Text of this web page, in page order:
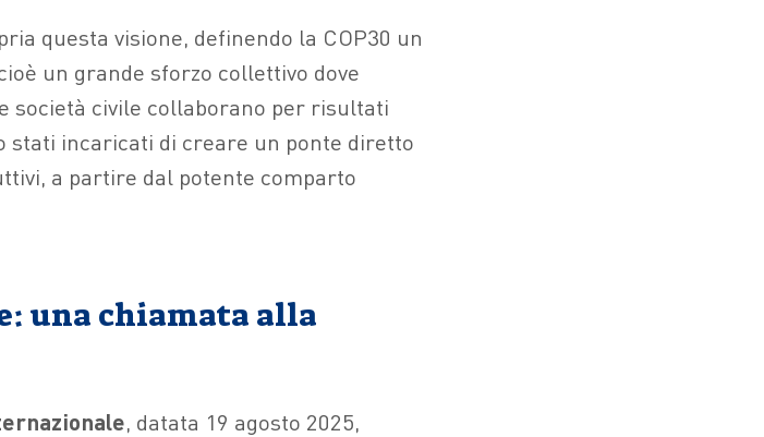
questa visione, definendo la COP30 un
un grande sforzo collettivo dove
società civile collaborano per risultati
stati incaricati di creare un ponte diretto
a partire dal potente comparto
una chiamata alla
, datata 19 agosto 2025,